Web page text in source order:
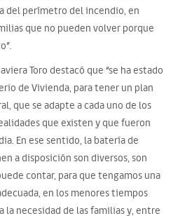
del perímetro del incendio, en
que no pueden volver porque
Toro destacó que “se ha estado
de Vivienda, para tener un plan
que se adapte a cada uno de los
que existen y que fueron
En ese sentido, la batería de
a disposición son diversos, son
contar, para que tengamos una
en los menores tiempos
la necesidad de las familias y, entre